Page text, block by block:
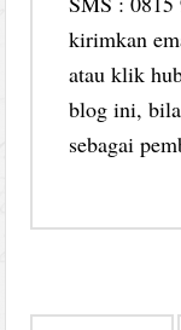
kirimkan
atau klik
blog ini,
sebagai